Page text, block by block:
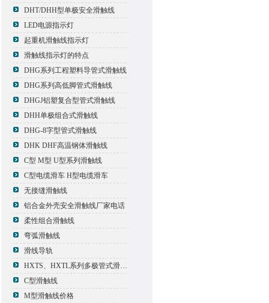
DHT/DHH型单极安全滑触线
LED电源指示灯
起重机滑触线指示灯
滑触线指示灯的特点
DHG系列工程塑料导管式滑触线
DHG系列高低脚管式滑触线
DHGJ铝塑复合型管式滑触线
DHH单极组合式滑触线
DHG-8字型管式滑触线
DHK DHF高温钢体滑触线
C型 M型 U型系列滑触线
C型电缆滑车 H型电缆滑车
无接缝滑触线
铝合金外壳安全滑触线厂家电话
柔性组合滑触线
弯弧滑触线
滑线导轨
HXTS、HXTL系列多极管式滑触线报价
C型滑触线
M型滑触线价格